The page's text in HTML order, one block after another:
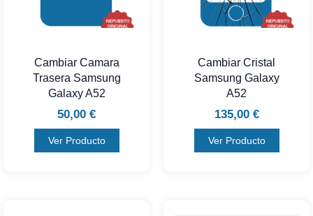
Cambiar Camara
Trasera Samsung
Galaxy A52
50,00 €
Ver Producto
Cambiar Cristal
Samsung Galaxy
A52
135,00 €
Ver Producto